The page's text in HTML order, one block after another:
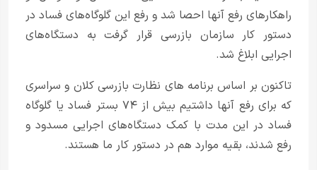
راهکارهای رفع آنها احصا شد و رفع این گلوگاه‌های فساد در
دستور کار سازمان بازرسی قرار گرفت به دستگاه‌های
اجرایی ابلاغ شد.
تاکنون بر اساس برنامه های نظارت بازرسی کلان و سراسری
که برای رفع آنها داشتیم بیش از ۷۴ بستر فساد یا گلوگاه
فساد در این مدت با کمک دستگاه‌های اجرایی مسدود و
رفع شدند، بقیه موارد هم در دستور کار ما هستند.